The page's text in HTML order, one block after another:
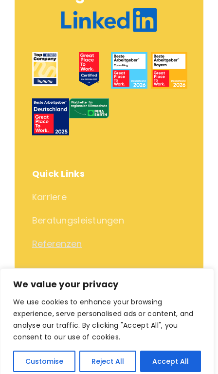
We value your privacy
We use cookies to enhance your browsing
experience, serve personalised ads or content, and
analyse our traffic. By clicking "Accept All", you
consent to our use of cookies.
Customise Reject All Accept All
Quick Links
Karriere
Beratungsleistungen
Referenzen
Impressum Datenschutz
© Copyright 2012 - 2026 | Pentadoc AG | All Rights
Reserved